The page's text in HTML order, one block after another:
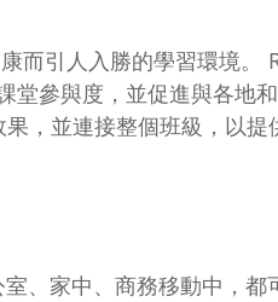
而引人入勝的學習環境。
堂參與度，並促進與各地
，並連接整個班級，以提
、家中、商務移動中，都